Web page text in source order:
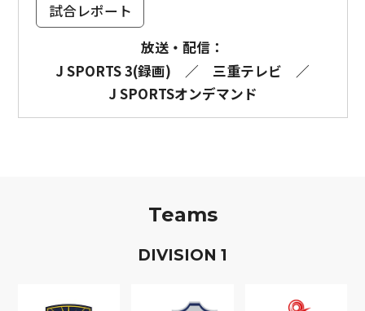
試合レポート
放送・配信：
J SPORTS 3(録画)
／ 三重テレビ
／
J SPORTSオンデマンド
Teams
DIVISION 1